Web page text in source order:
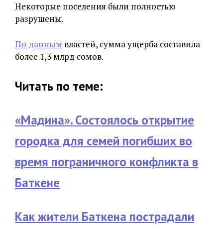
Некоторые поселения были полностью
разрушены.
По данным властей, сумма ущерба составила
более 1,3 млрд сомов.
Читать по теме:
«Мадина». Состоялось открытие
городка для семей погибших во
время пограничного конфликта в
Баткене
Как жители Баткена пострадали